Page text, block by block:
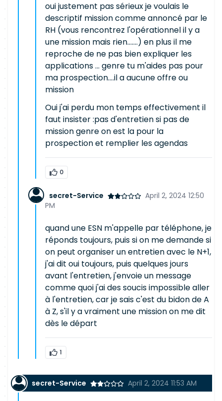
oui justement pas sérieux je voulais le
descriptif mission comme annoncé par le
RH (vous rencontrez l'opérationnel il y a
une mission mais rien.......) en plus il me
reproche de ne pas bien expliquer les
applications ... genre tu m'aides pas pour
ma prospection....il a aucune offre ou
mission
Oui j'ai perdu mon temps effectivement il
faut insister :pas d'entretien si pas de
mission genre on est la pour la
prospection et remplier les agendas
0
secret-Service
April 2, 2024 12:50
PM
quand une ESN m'appelle par téléphone, je
réponds toujours, puis si on me demande si
on peut organiser un entretien avec le N+1,
j'ai dit oui toujours, puis quelques jours
avant l'entretien, j'envoie un message
comme quoi j'ai des soucis impossible aller
à l'entretien, car je sais c'est du bidon de A
à Z, s'il y a vraiment une mission on me dit
dès le départ
1
secret-Service April 2, 2024 11:53 AM